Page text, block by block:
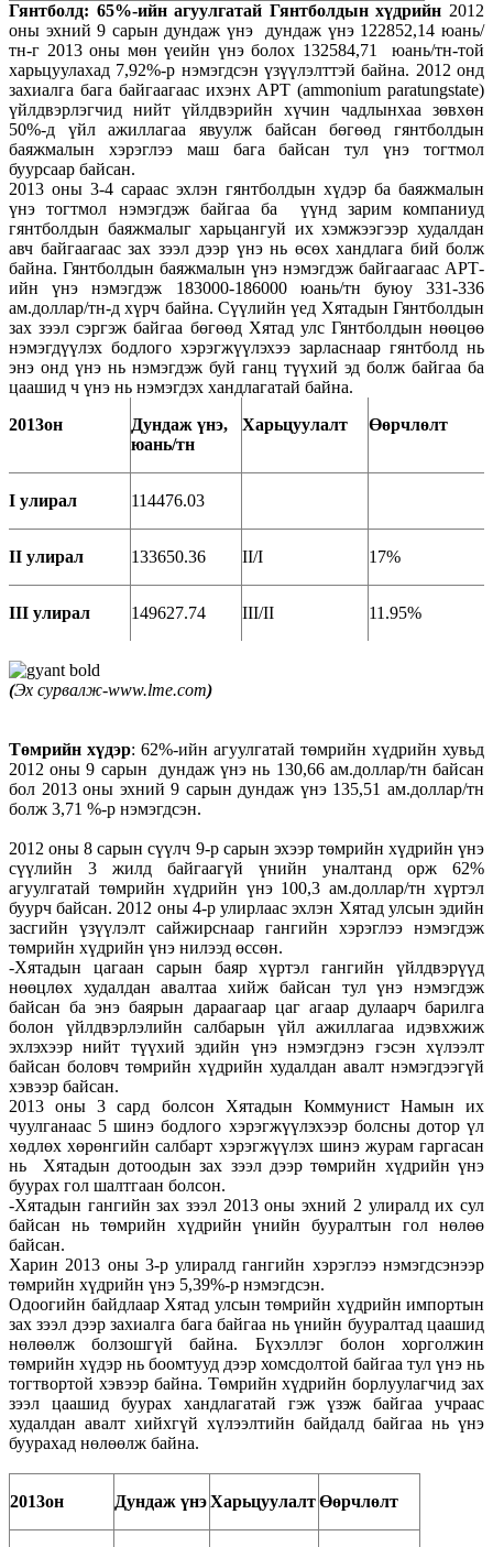
Гянтболд: 65%-ийн агуулгатай Гянтболдын хүдрийн2012
оны эхний 9 сарын дундаж үнэ дундаж үнэ 122852,14 юань/
тн-г 2013 оны мөн үеийн үнэ болох 132584,71 юань/тн-той
харьцуулахад 7,92%-р нэмэгдсэн үзүүлэлттэй байна. 2012 онд
захиалга бага байгаагаас ихэнх APT (ammonium paratungstate)
үйлдвэрлэгчид нийт үйлдвэрийн хүчин чадлынхаа зөвхөн
50%-д үйл ажиллагаа явуулж байсан бөгөөд гянтболдын
баяжмалын хэрэглээ маш бага байсан тул үнэ тогтмол
буурсаар байсан.
2013 оны 3-4 сараас эхлэн гянтболдын хүдэр ба баяжмалын
үнэ тогтмол нэмэгдэж байгаа ба үүнд зарим компаниуд
гянтболдын баяжмалыг харьцангуй их хэмжээгээр худалдан
авч байгаагаас зах зээл дээр үнэ нь өсөх хандлага бий болж
байна. Гянтболдын баяжмалын үнэ нэмэгдэж байгаагаас APТ-
ийн үнэ нэмэгдэж 183000-186000 юань/тн буюу 331-336
ам.доллар/тн-д хүрч байна. Сүүлийн үед Хятадын Гянтболдын
зах зээл сэргэж байгаа бөгөөд Хятад улс Гянтболдын нөөцөө
нэмэгдүүлэх бодлого хэрэгжүүлэхээ зарласнаар гянтболд нь
энэ онд үнэ нь нэмэгдэж буй ганц түүхий эд болж байгаа ба
цаашид ч үнэ нь нэмэгдэх хандлагатай байна.
2013он
Дундаж үнэ,
юань/тн
Харьцуулалт Өөрчлөлт
I улирал 114476.03
II улирал 133650.36 II/I 17%
III улирал 149627.74 III/II 11.95%
(Эх сурвалж-www.lme.com)
Төмрийн хүдэр: 62%-ийн агуулгатай төмрийн хүдрийн хувьд
2012 оны 9 сарын дундаж үнэ нь 130,66 ам.доллар/тн байсан
бол 2013 оны эхний 9 сарын дундаж үнэ 135,51 ам.доллар/тн
болж 3,71 %-р нэмэгдсэн.
2012 оны 8 сарын сүүлч 9-р сарын эхээр төмрийн хүдрийн үнэ
сүүлийн 3 жилд байгаагүй үнийн уналтанд орж 62%
агуулгатай төмрийн хүдрийн үнэ 100,3 ам.доллар/тн хүртэл
буурч байсан. 2012 оны 4-р улирлаас эхлэн Хятад улсын эдийн
засгийн үзүүлэлт сайжирснаар гангийн хэрэглээ нэмэгдэж
төмрийн хүдрийн үнэ нилээд өссөн.
-Хятадын цагаан сарын баяр хүртэл гангийн үйлдвэрүүд
нөөцлөх худалдан авалтаа хийж байсан тул үнэ нэмэгдэж
байсан ба энэ баярын дараагаар цаг агаар дулаарч барилга
болон үйлдвэрлэлийн салбарын үйл ажиллагаа идэвхжиж
эхлэхээр нийт түүхий эдийн үнэ нэмэгдэнэ гэсэн хүлээлт
байсан боловч төмрийн хүдрийн худалдан авалт нэмэгдээгүй
хэвээр байсан.
2013 оны 3 сард болсон Хятадын Коммунист Намын их
чуулганаас 5 шинэ бодлого хэрэгжүүлэхээр болсны дотор үл
хөдлөх хөрөнгийн салбарт хэрэгжүүлэх шинэ журам гаргасан
нь Хятадын дотоодын зах зээл дээр төмрийн хүдрийн үнэ
буурах гол шалтгаан болсон.
-Хятадын гангийн зах зээл 2013 оны эхний 2 улиралд их сул
байсан нь төмрийн хүдрийн үнийн бууралтын гол нөлөө
байсан.
Харин 2013 оны 3-р улиралд гангийн хэрэглээ нэмэгдсэнээр
төмрийн хүдрийн үнэ 5,39%-р нэмэгдсэн.
Одоогийн байдлаар Хятад улсын төмрийн хүдрийн импортын
зах зээл дээр захиалга бага байгаа нь үнийн бууралтад цаашид
нөлөөлж болзошгүй байна. Бүхэллэг болон хорголжин
төмрийн хүдэр нь боомтууд дээр хомсдолтой байгаа тул үнэ нь
тогтвортой хэвээр байна. Төмрийн хүдрийн борлуулагчид зах
зээл цаашид буурах хандлагатай гэж үзэж байгаа учраас
худалдан авалт хийхгүй хүлээлтийн байдалд байгаа нь үнэ
буурахад нөлөөлж байна.
2013он Дундаж үнэХарьцуулалтӨөрчлөлт